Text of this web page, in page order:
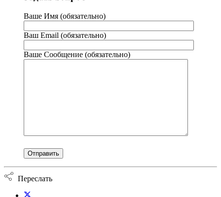
Ваше Имя (обязательно)
Ваш Email (обязательно)
Ваше Сообщение (обязательно)
Переслать